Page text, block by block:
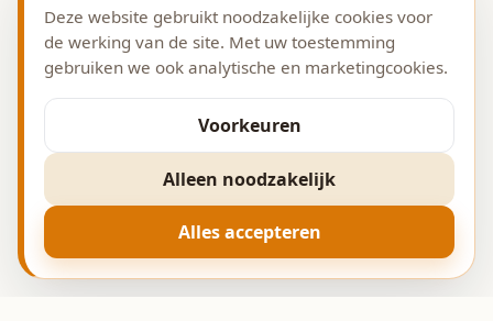
Deze website gebruikt noodzakelijke cookies voor
de werking van de site. Met uw toestemming
gebruiken we ook analytische en marketingcookies.
Voorkeuren
Alleen noodzakelijk
Alles accepteren